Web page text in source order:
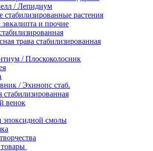
/ Лепидиум
стабилизированные растения
и прочие
трава стабилизированная
/ Плоскоколосник
/ Эхинопс стаб.
стабилизированная
венок
эпоксидной смолы